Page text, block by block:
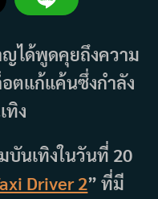
ญได้พูดคุยถึงความ
ตแก้แค้นซึ่งกำลัง
ทิง
บันเทิงในวันที่ 20
Driver 2” ที่มี